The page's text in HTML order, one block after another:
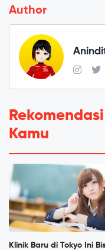
Author
Kamu
Klinik Baru di Tokyo Ini